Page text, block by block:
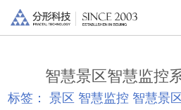
智慧景区智慧监控
标签： 景区 智慧监控 智慧景区